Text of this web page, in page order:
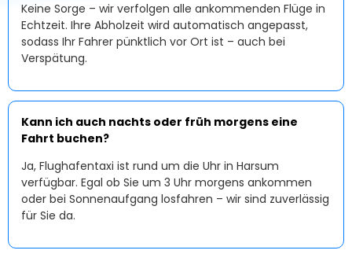
Keine Sorge – wir verfolgen alle ankommenden Flüge in
Echtzeit. Ihre Abholzeit wird automatisch angepasst,
sodass Ihr Fahrer pünktlich vor Ort ist – auch bei
Verspätung.
Kann ich auch nachts oder früh morgens eine
Fahrt buchen?
Ja, Flughafentaxi ist rund um die Uhr in Harsum
verfügbar. Egal ob Sie um 3 Uhr morgens ankommen
oder bei Sonnenaufgang losfahren – wir sind zuverlässig
für Sie da.